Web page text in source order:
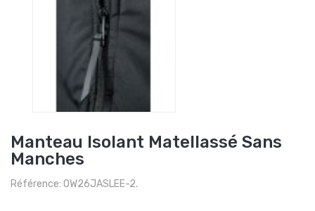
Manteau Isolant Matellassé Sans
Manches
Référence: OW26JASLEE-2.